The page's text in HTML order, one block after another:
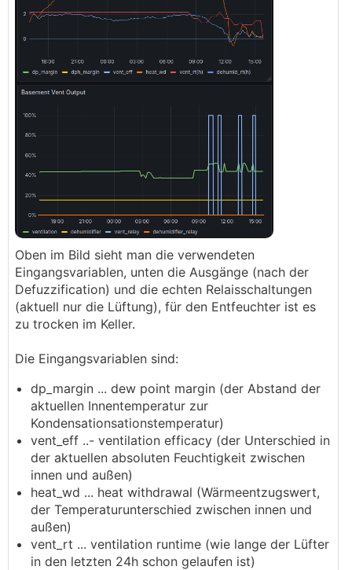
Oben im Bild sieht man die verwendeten
Eingangsvariablen, unten die Ausgänge (nach der
Defuzzification) und die echten Relaisschaltungen
(aktuell nur die Lüftung), für den Entfeuchter ist es
zu trocken im Keller.
Die Eingangsvariablen sind:
dp_margin ... dew point margin (der Abstand der
aktuellen Innentemperatur zur
Kondensationsationstemperatur)
vent_eff ..- ventilation efficacy (der Unterschied in
der aktuellen absoluten Feuchtigkeit zwischen
innen und außen)
heat_wd ... heat withdrawal (Wärmeentzugswert,
der Temperaturunterschied zwischen innen und
außen)
vent_rt ... ventilation runtime (wie lange der Lüfter
in den letzten 24h schon gelaufen ist)